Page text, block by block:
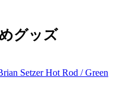
グッズ
Setzer Hot Rod / Green